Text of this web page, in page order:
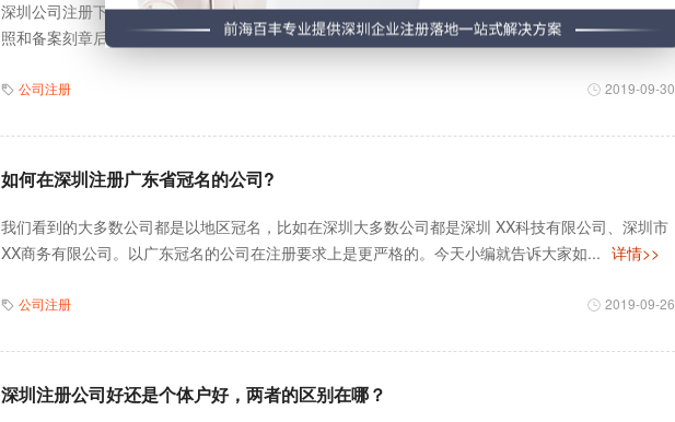
深圳公司注册下来还要去开银行账户 公司正常注册下来后首先考虑的就是如何开展业务，在拿到执
照和备案刻章后，虽然深圳地区的税务会自动开通，但是未核定税种，未购买税控盘，... 详情>>
公司注册 2019-09-30
如何在深圳注册广东省冠名的公司?
我们看到的大多数公司都是以地区冠名，比如在深圳大多数公司都是深圳 XX科技有限公司、深圳市
XX商务有限公司。以广东冠名的公司在注册要求上是更严格的。今天小编就告诉大家如... 详情>>
公司注册 2019-09-26
深圳注册公司好还是个体户好，两者的区别在哪？